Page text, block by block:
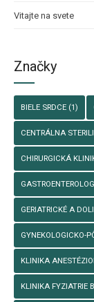
Vitajte na svete
Značky
BIELE SRDCE (1)
CENTRÁLNA
CHIRURGICKÁ
GERIATRICKÉ A
GYNEKOLOGICKO-
KLINIKA
KLINIKA FYZIATRIE